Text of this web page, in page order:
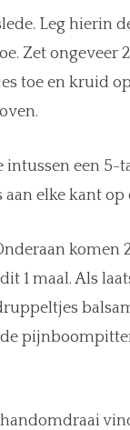
Leg hierin
Zet ongeveer
toe en kruid
intussen een
elke kant op
1 maal. Als